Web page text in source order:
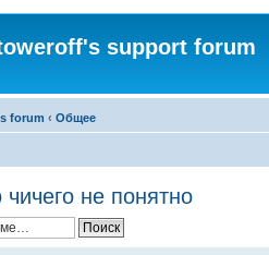
support forum
forum ‹ Общее
не понятно